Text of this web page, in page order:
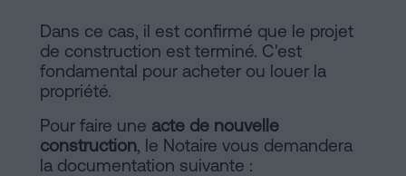
Dans ce cas, il est confirmé que le projet
de construction est terminé. C'est
fondamental pour acheter ou louer la
propriété.
Pour faire une acte de nouvelle
construction, le Notaire vous demandera
la documentation suivante :